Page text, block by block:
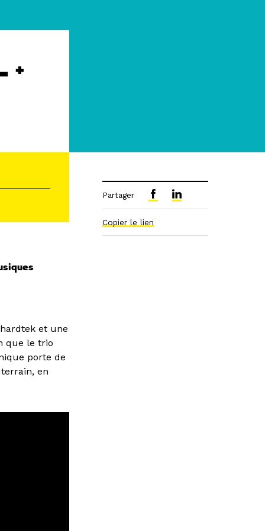
+
et une
que le trio
porte de
en
Partager
Copier le lien